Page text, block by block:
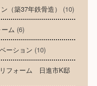
（築37年鉄骨造） (10)
ム (6)
ーション (10)
フォーム 日進市K邸